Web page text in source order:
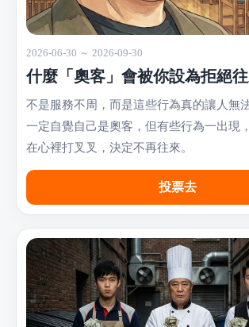
2026-06-30 ～ 2026-09-30
什麼「奧客」會被你設為拒絕
不是服務不周，而是這些行為真的讓人無
一定自覺自己是奧客，但有些行為一出現
在心裡打叉叉，決定不再往來。
投票去